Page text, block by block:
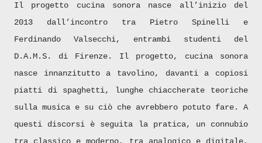
Il progetto cucina sonora nasce all’inizio del
2013 dall’incontro tra Pietro Spinelli e
Ferdinando Valsecchi, entrambi studenti del
D.A.M.S. di Firenze. Il progetto, cucina sonora
nasce innanzitutto a tavolino, davanti a copiosi
piatti di spaghetti, lunghe chiaccherate teoriche
sulla musica e su ciò che avrebbero potuto fare. A
questi discorsi è seguita la pratica, un connubio